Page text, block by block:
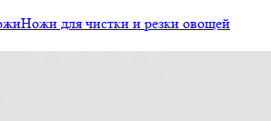
Ножи для чистки и резки овощей